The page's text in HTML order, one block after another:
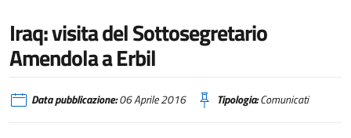
Iraq: visita del Sottosegretario
Amendola a Erbil
Data pubblicazione:06 Aprile 2016 Tipologia:Comunicati